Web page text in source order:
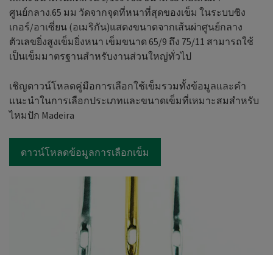
ศูนย์กลาง.65 มม วัดจากจุดที่หนาที่สุดของเข็ม ในระบบซิง
เกอร์/อาเซี่ยน (อเมริกัน)แสดงขนาดจากเส้นผ่าศูนย์กลาง
ตัวเลขยิ่งสูงเข็มยิ่งหนา เข็มขนาด 65/9 ถึง 75/11 สามารถใช้
เป็นเข็มมาตรฐานสำหรับงานส่วนใหญ่ทั่วไป
เชิญดาวน์โหลดคู่มือการเลือกใช้เข็มรวมทั้งข้อมูลและคำ
แนะนำในการเลือกประเภทและขนาดเข็มที่เหมาะสมสำหรับ
ไหมปัก Madeira
ดาวน์โหลดข้อมูลการเลือกเข็ม